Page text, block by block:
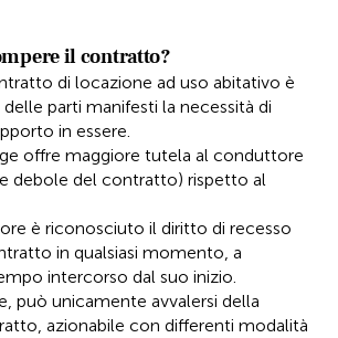
il contratto?
di locazione ad uso abitativo è
parti manifesti la necessità di
in essere.
offre maggiore tutela al conduttore
debole del contratto) rispetto al
è riconosciuto il diritto di recesso
in qualsiasi momento, a
intercorso dal suo inizio.
può unicamente avvalersi della
azionabile con differenti modalità